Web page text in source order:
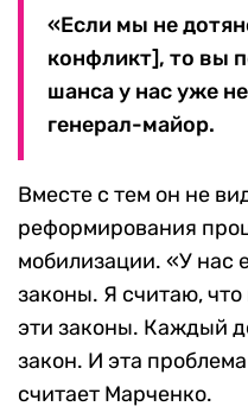
«Если мы не
конфликт], то вы
шанса у нас уже
генерал-майор.
Вместе с тем он не
реформирования
мобилизации. «У нас
законы. Я считаю,
эти законы. Каждый
закон. И эта
считает Марченко.